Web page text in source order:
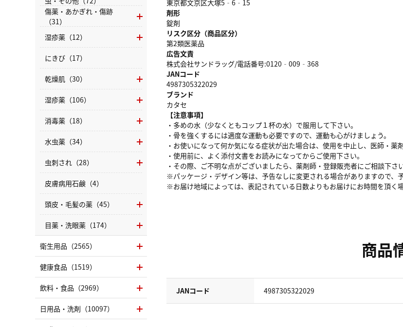
東京都文京区大塚5‐6‐15
剤形
錠剤
リスク区分（商品区分）
第2類医薬品
広告文責
株式会社サンドラッグ/電話番号:0120‐009‐368
JANコード
4987305322029
ブランド
カタセ
【注意事項】
・多めの水（少なくともコップ１杯の水）で服用して下さい。
・骨を強くするには適度な運動も必要ですので、運動も心がけましょう。
・お使いになって何か気になる症状が出た場合は、使用を中止し、医師・薬
・使用前に、よく添付文書をお読みになってからご使用下さい。
・その際、ご不明な点がございましたら、薬剤師・登録販売者にご相談下さい
※パッケージ・デザイン等は、予告なしに変更される場合がありますので、
※お届け地域によっては、表記されている日数よりもお届けにお時間を頂く
商品
JANコード 4987305322029
傷薬・あかぎれ・傷跡
（31）
湿疹薬（12）
にきび（17）
乾燥肌（30）
湿疹薬（106）
消毒薬（18）
水虫薬（34）
虫刺され（28）
皮膚病用石鹸（4）
頭皮・毛髪の薬（45）
目薬・洗眼薬（174）
衛生用品（2565）
健康食品（1519）
飲料・食品（2969）
日用品・洗剤（10097）